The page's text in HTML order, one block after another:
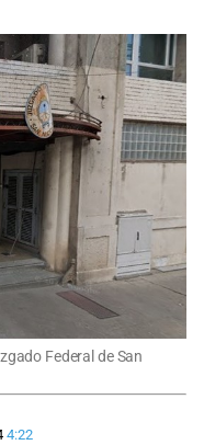
Federal de San
4:22